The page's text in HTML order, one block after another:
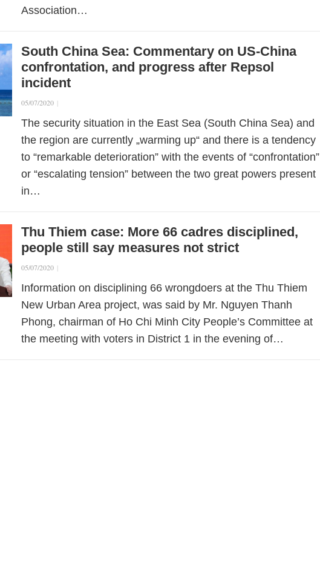
Association…
South China Sea: Commentary on US-China
confrontation, and progress after Repsol
incident
05/07/2020 |
The security situation in the East Sea (South China Sea) and
the region are currently „warming up“ and there is a tendency
to “remarkable deterioration” with the events of “confrontation”
or “escalating tension” between the two great powers present
in…
Thu Thiem case: More 66 cadres disciplined,
people still say measures not strict
05/07/2020 |
Information on disciplining 66 wrongdoers at the Thu Thiem
New Urban Area project, was said by Mr. Nguyen Thanh
Phong, chairman of Ho Chi Minh City People’s Committee at
the meeting with voters in District 1 in the evening of…